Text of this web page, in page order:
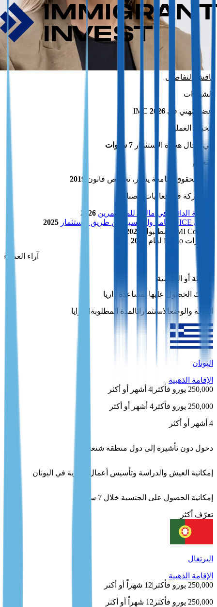
ناقش التفاصيل
الشهادات
عضو مهني في IMC 2026
الخبرة العملية
في مجال هجرة الاستثمار 7 سنوات
التعليم
كلية الحقوق بجامعة يشار، تخصص قانون 2019
المشاركة في فعاليات الصناعة
الإقامة الدائمة في مالطا للمستثمرين 2026
منتدى ICE للإقامة والجنسية عن طريق الاستثمار
2025
IMI Connect إسطنبول
2022
مؤتمرات Bosco لعام
2019
آراء العملاء
الإقامة أو الجنسية
يمكنك الحصول عليها بمساعدة داريا
الدولة والوضعالاستثماراتالمدة المطلوبة المزايا
اليونان
الإقامة الذهبية
250,000 يورو فأكثر
|4 أشهر أو أكثر
250,000 يورو فأكثر 4 أشهر أو أكثر
4 أشهر أو أكثر
دخول دون تأشيرة إلى دول منطقة شنغن
إمكانية العيش والدراسة وتأسيس أعمال تجارية في اليونان
إمكانية الحصول على الجنسية خلال 7 سنوات
تعرّف أكثر
البرتغال
الإقامة الذهبية
250,000 يورو فأكثر
|12 شهراً أو أكثر
250,000 يورو فأكثر 12 شهراً أو أكثر